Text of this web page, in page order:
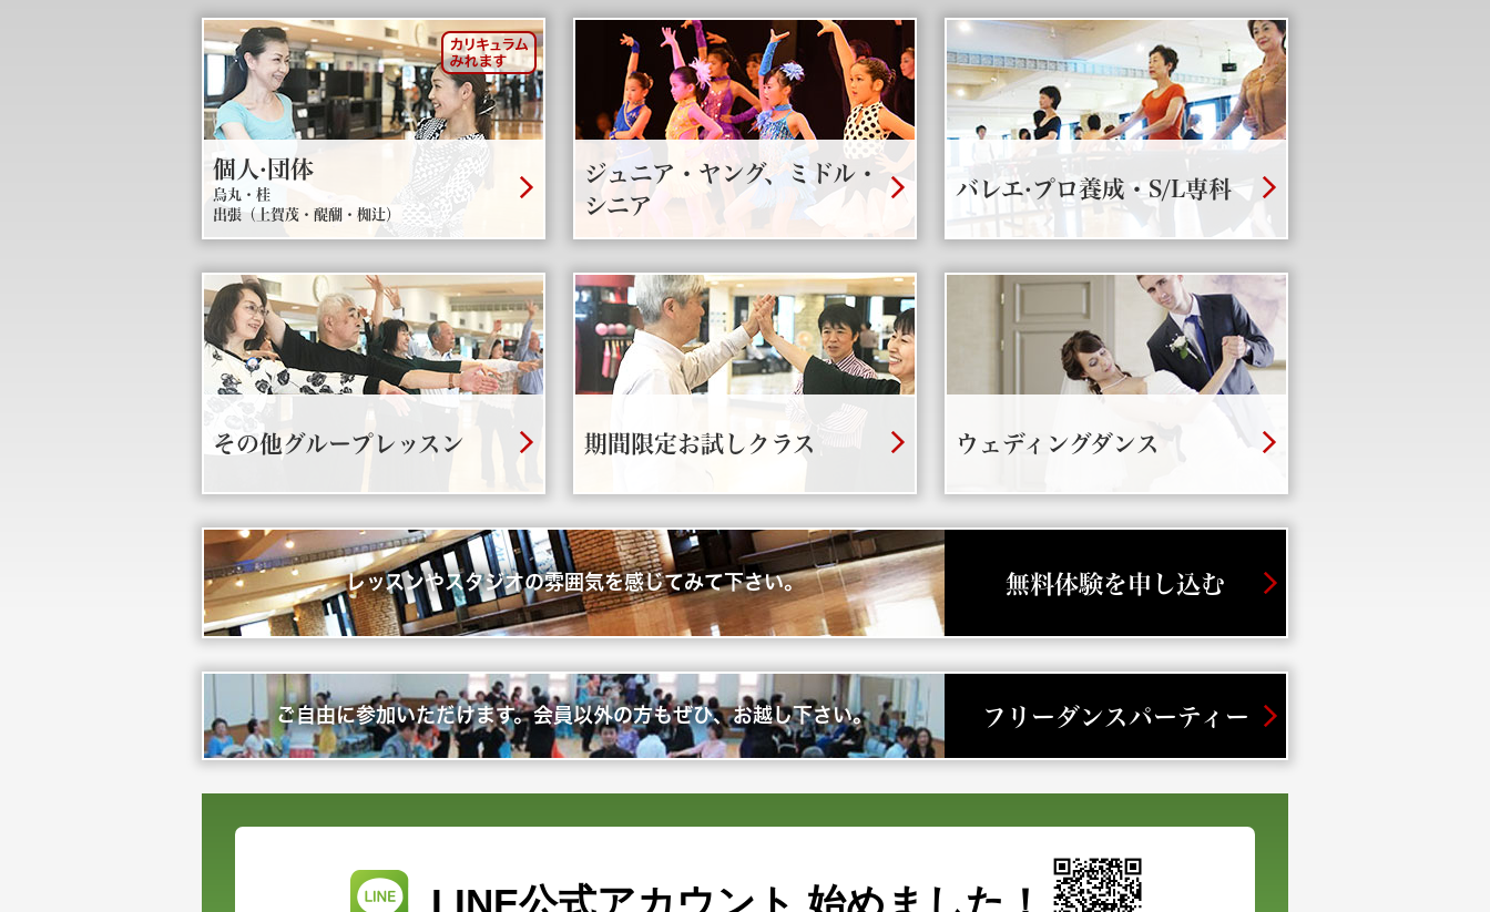
個人·団体
烏丸・桂
出張（上賀茂・醍醐・椥辻）
ジュニア・ヤング、ミドル・
シニア
バレエ·プロ養成・S/L専科
その他グループレッスン 期間限定お試しクラス ウェディングダンス
レッスンやスタジオの雰囲気を感じてみて下さい。 無料体験を申し込む
ご自由に参加いただけます。会員以外の方もぜひ、お越し下さい。 フリーダンスパーティー
LINE公式アカウント 始めました！